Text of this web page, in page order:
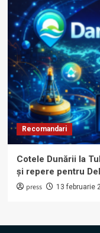
Recomandari
Cotele Dunării la
și repere pentru
press 13 februarie